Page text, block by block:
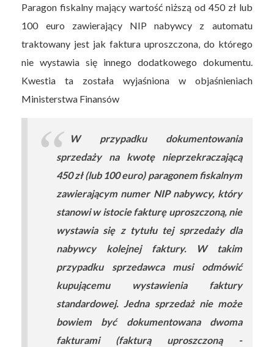
Paragon fiskalny mający wartość niższą od 450 zł lub
100 euro zawierający NIP nabywcy z automatu
traktowany jest jak faktura uproszczona, do którego
nie wystawia się innego dodatkowego dokumentu.
Kwestia ta została wyjaśniona w objaśnieniach
Ministerstwa Finansów
W przypadku dokumentowania
sprzedaży na kwotę nieprzekraczającą
450 zł (lub 100 euro) paragonem fiskalnym
zawierającym numer NIP nabywcy, który
stanowi w istocie fakturę uproszczoną, nie
wystawia się z tytułu tej sprzedaży dla
nabywcy kolejnej faktury. W takim
przypadku sprzedawca musi odmówić
kupującemu wystawienia faktury
standardowej. Jedna sprzedaż nie może
bowiem być dokumentowana dwoma
fakturami (fakturą uproszczoną -